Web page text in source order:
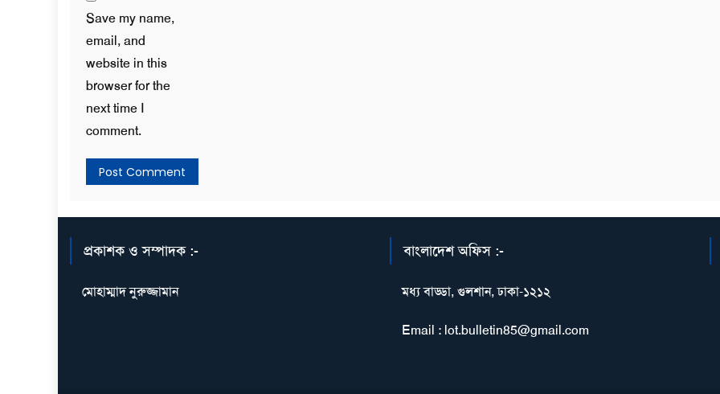
Save my name,
email, and
website in this
browser for the
next time I
comment.
প্রকাশক ও সম্পাদক :-
মোহাম্মাদ নুরুজ্জামান
বাংলাদেশ অফিস :-
মধ্য বাড্ডা, গুলশান, ঢাকা-১২১২
Email : lot.bulletin85@gmail.com